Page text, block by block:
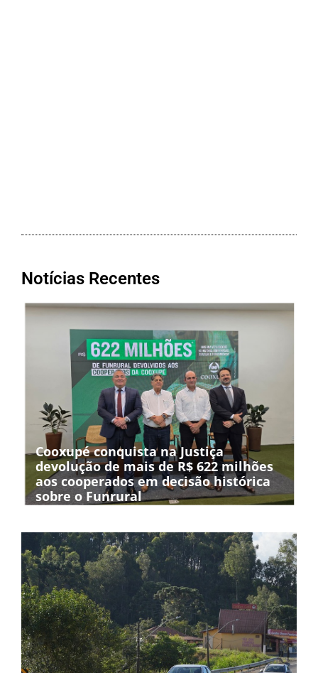
Notícias Recentes
Cooxupé conquista na Justiça
devolução de mais de R$ 622 milhões
aos cooperados em decisão histórica
sobre o Funrural